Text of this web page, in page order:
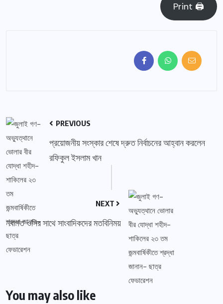
Print 🖨
PREVIOUS
প্রয়োজনীয় সংস্কার শেষে দ্রুত নির্বাচনের আহ্বান করলেন
রফিকুল ইসলাম খান
NEXT
নবাগত ওসির সাথে সাংবাদিকদের মতবিনিময়
You may also like